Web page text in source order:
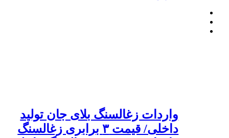
واردات زغالسنگ بلای جان تولید
داخلی/ قیمت ۳ برابری زغالسنگ